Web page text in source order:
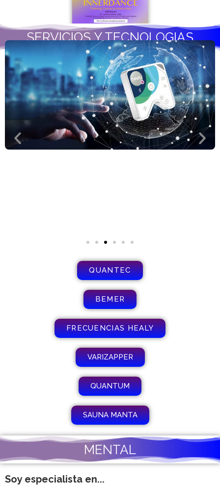
SERVICIOS Y TECNOLOGIAS
QUANTEC
BEMER
FRECUENCIAS HEALY
VARIZAPPER
QUANTUM
SAUNA MANTA
MENTAL
Soy especialista en...